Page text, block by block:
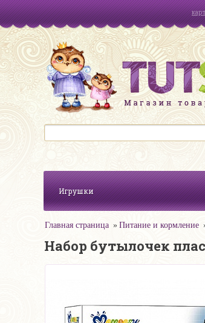
Игрушки
Главная страница Питание и кормление
Набор бутылочек